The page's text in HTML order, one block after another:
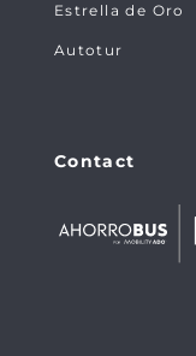
Estrella de Oro
Autotur
Contact